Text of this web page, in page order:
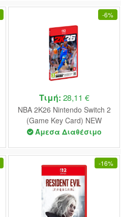
-6%
Τιμή: 28,11 €
NBA 2K26 Nintendo Switch 2
(Game Key Card) NEW
Άμεσα Διαθέσιμο
-16%